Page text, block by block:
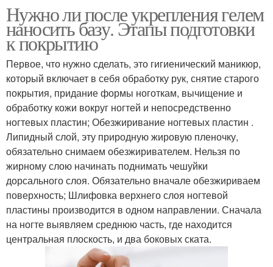
Нужно ли после укрепления гелем
наносить базу. Этапы подготовки
к покрытию
Первое, что нужно сделать, это гигиенический маникюр,
который включает в себя обработку рук, снятие старого
покрытия, придание формы ноготкам, вычищение и
обработку кожи вокруг ногтей и непосредственно
ногтевых пластин; Обезжиривание ногтевых пластин .
Липидный слой, эту природную жировую пленочку,
обязательно снимаем обезжиривателем. Нельзя по
жирному слою начинать поднимать чешуйки
дорсального слоя. Обязательно вначале обезжириваем
поверхность; Шлифовка верхнего слоя ногтевой
пластины производится в одном направлении. Сначала
на ногте выявляем среднюю часть, где находится
центральная плоскость, и два боковых ската.